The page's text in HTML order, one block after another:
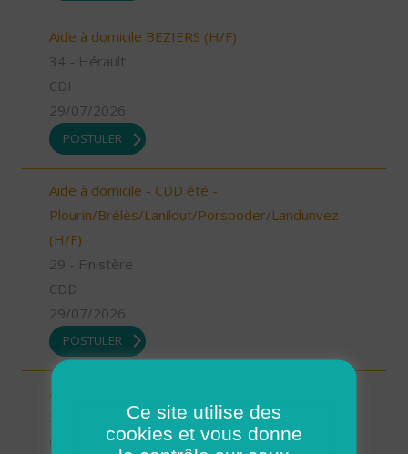
Aide à domicile BEZIERS (H/F)
34 - Hérault
CDI
29/07/2026
POSTULER
Aide à domicile - CDD été -
Plourin/Brélès/Lanildut/Porspoder/Landunvez
(H/F)
29 - Finistère
CDD
29/07/2026
POSTULER
Auxiliaire de vie BEZIERS (H/F)
Ce site utilise des
cookies et vous donne